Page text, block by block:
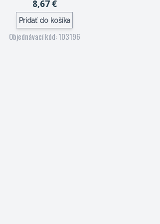
8,67 €
Pridať do košíka
Objednávací kód: 103196